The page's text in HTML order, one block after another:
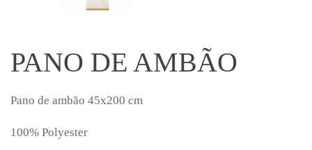
PANO DE AMBÃO
Pano de ambão 45x200 cm
100% Polyester